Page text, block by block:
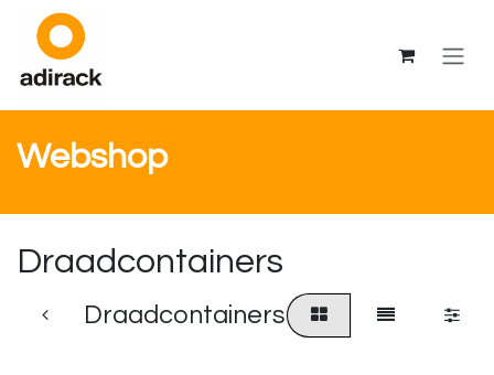
Overslaan naar inhoud
Webshop
Draadcontainers
Draadcontainers